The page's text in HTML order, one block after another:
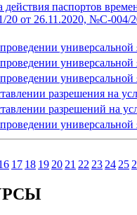
действия паспортов
20 от 26.11.2020, №С-004/
разрешения на
разрешений на
17 18 192021 22232425